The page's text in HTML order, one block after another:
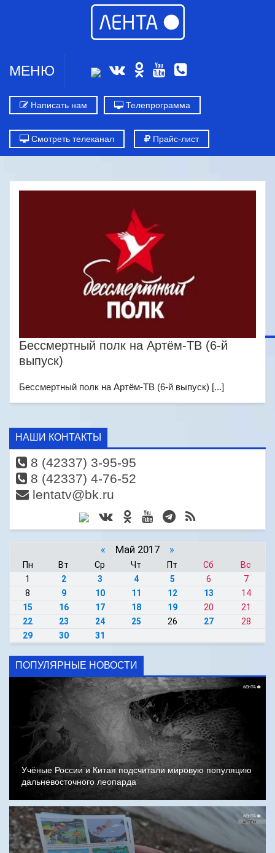
МЕНЮ
Написать нам Телепрограмма
Смотреть телеканал Прайс-лист
Бессмертный полк на Артём-ТВ (6-й
выпуск)
Бессмертный полк на Артём-ТВ (6-й выпуск) [...]
НАШИ КОНТАКТЫ
8 (42337) 3-95-95
8 (42337) 4-76-52
lentatv@bk.ru
« Май 2017 »
Пн Вт Ср Чт Пт Сб
Вс
1
2 3 4 5 6
7
8
9 10 11 12 13
14
15
16 17 18 19 20
21
22
23 24 25 26 27
28
29
30 31
ПОПУЛЯРНЫЕ НОВОСТИ
Учёные России и Китая подсчитали мировую популяцию
дальневосточного леопарда